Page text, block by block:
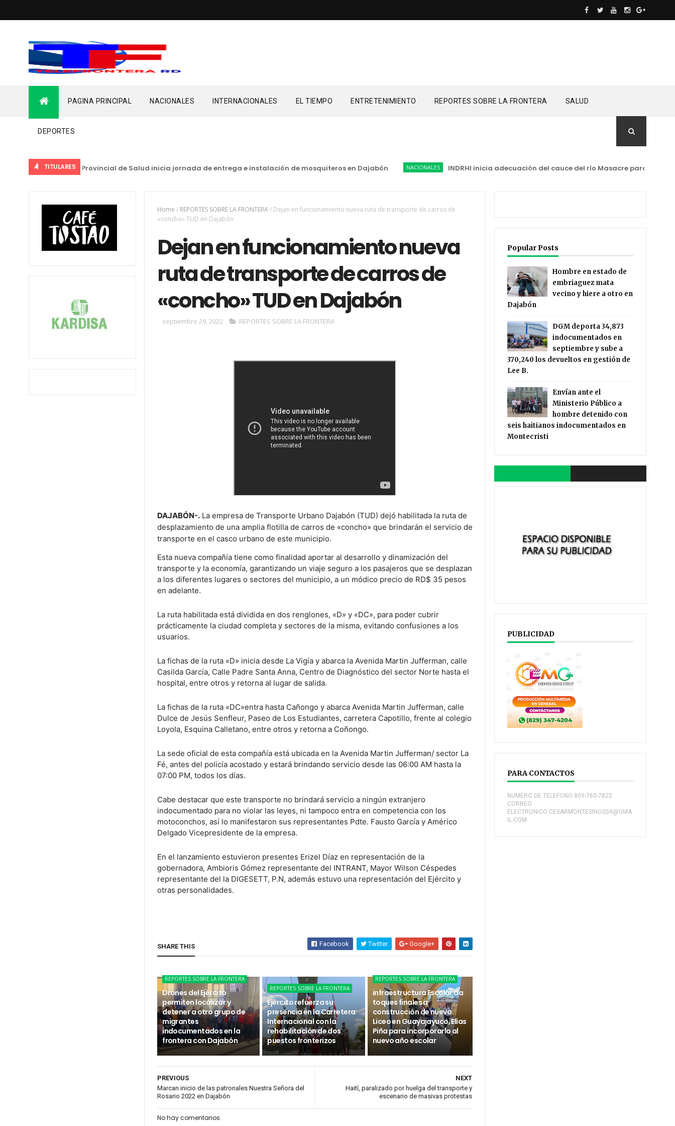
PAGINA PRINCIPAL NACIONALES INTERNACIONALES EL TIEMPO ENTRETENIMIENTO REPORTES SOBRE LA FRONTERA SALUD
DEPORTES
TITULARES
Dirección Provincial de Salud inicia jornada de entrega e instalación de mosquiteros en Dajabón NACIONALES INDRHI inicia adecuación del cauce del río Masacre para proteger
Home / REPORTES SOBRE LA FRONTERA/ Dejan en funcionamiento nueva ruta de transporte de carros de
«concho» TUD en Dajabón
Dejan en funcionamiento nueva
ruta de transporte de carros de
«concho» TUD en Dajabón
septiembre 29, 2022 REPORTES SOBRE LA FRONTERA
DAJABÓN-. La empresa de Transporte Urbano Dajabón (TUD) dejó habilitada la ruta de
desplazamiento de una amplia flotilla de carros de «concho» que brindarán el servicio de
transporte en el casco urbano de este municipio.
Esta nueva compañía tiene como finalidad aportar al desarrollo y dinamización del
transporte y la economía, garantizando un viaje seguro a los pasajeros que se desplazan
a los diferentes lugares o sectores del municipio, a un módico precio de RD$ 35 pesos
en adelante.
La ruta habilitada está dividida en dos renglones, «D» y «DC», para poder cubrir
prácticamente la ciudad completa y sectores de la misma, evitando confusiones a los
usuarios.
La fichas de la ruta «D» inicia desde La Vigía y abarca la Avenida Martin Jufferman, calle
Casilda García, Calle Padre Santa Anna, Centro de Diagnóstico del sector Norte hasta el
hospital, entre otros y retorna al lugar de salida.
La fichas de la ruta «DC»entra hasta Cañongo y abarca Avenida Martin Jufferman, calle
Dulce de Jesús Senfleur, Paseo de Los Estudiantes, carretera Capotillo, frente al colegio
Loyola, Esquina Calletano, entre otros y retorna a Coñongo.
La sede oficial de esta compañía está ubicada en la Avenida Martin Jufferman/ sector La
Fé, antes del policía acostado y estará brindando servicio desde las 06:00 AM hasta la
07:00 PM, todos los días.
Cabe destacar que este transporte no brindará servicio a ningún extranjero
indocumentado para no violar las leyes, ni tampoco entra en competencia con los
motoconchos, así lo manifestaron sus representantes Pdte. Fausto García y Américo
Delgado Vicepresidente de la empresa.
En el lanzamiento estuvieron presentes Erizel Díaz en representación de la
gobernadora, Ambioris Gómez representante del INTRANT, Mayor Wilson Céspedes
representante del la DIGESETT, P.N, además estuvo una representación del Ejército y
otras personalidades.
SHARE THIS Facebook Twitter Google+
REPORTES SOBRE LA FRONTERA
Drones del Ejército
permiten localizar y
detener a otro grupo de
migrantes
indocumentados en la
frontera con Dajabón
REPORTES SOBRE LA FRONTERA
Ejército refuerza su
presencia en la Carretera
Internacional con la
rehabilitación de dos
puestos fronterizos
REPORTES SOBRE LA FRONTERA
infraestructura Escolar da
toques finales a
construcción de nuevo
Liceo en Guayajayuco, Elías
Piña para incorporarlo al
nuevo año escolar
NEXT
Haití, paralizado por huelga del transporte y
escenario de masivas protestas
PREVIOUS
Marcan inicio de las patronales Nuestra Señora del
Rosario 2022 en Dajabón
No hay comentarios.
Popular Posts
Hombre en estado de
embriaguez mata
vecino y hiere a otro en
Dajabón
DGM deporta 34,873
indocumentados en
septiembre y sube a
370,240 los devueltos en gestión de
Lee B.
Envían ante el
Ministerio Público a
hombre detenido con
seis haitianos indocumentados en
Montecristi
PUBLICIDAD
PARA CONTACTOS
NUMERO DE TELEFONO:809-760-7822
CORREO
ELECTRONICO:CESARMONTESINOS59@GMA
IL.COM